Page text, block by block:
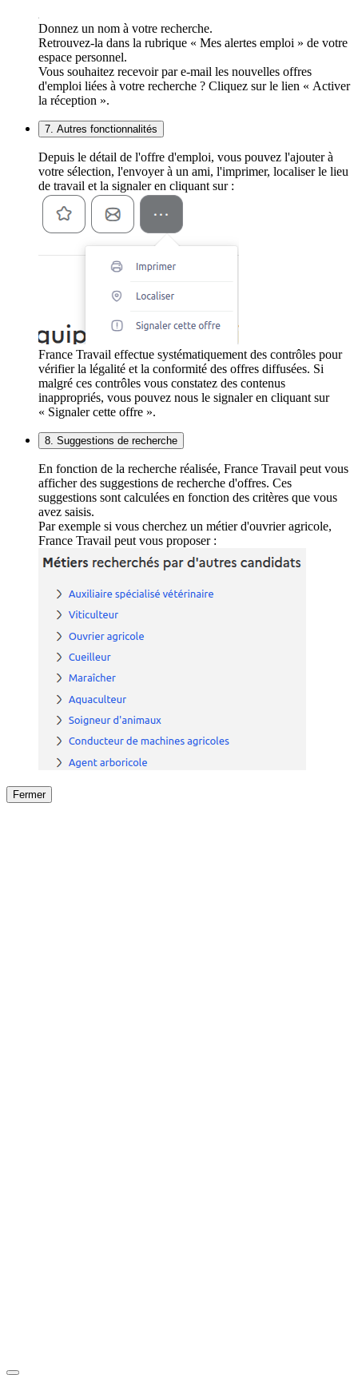
Donnez un nom à votre recherche.
Retrouvez-la dans la rubrique « Mes alertes emploi » de votre
espace personnel.
Vous souhaitez recevoir par e-mail les nouvelles offres
d'emploi liées à votre recherche ? Cliquez sur le lien « Activer
la réception ».
7. Autres fonctionnalités
Depuis le détail de l'offre d'emploi, vous pouvez l'ajouter à
votre sélection, l'envoyer à un ami, l'imprimer, localiser le lieu
de travail et la signaler en cliquant sur :
France Travail effectue systématiquement des contrôles pour
vérifier la légalité et la conformité des offres diffusées. Si
malgré ces contrôles vous constatez des contenus
inappropriés, vous pouvez nous le signaler en cliquant sur
« Signaler cette offre ».
8. Suggestions de recherche
En fonction de la recherche réalisée, France Travail peut vous
afficher des suggestions de recherche d'offres. Ces
suggestions sont calculées en fonction des critères que vous
avez saisis.
Par exemple si vous cherchez un métier d'ouvrier agricole,
France Travail peut vous proposer :
Fermer